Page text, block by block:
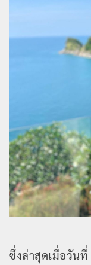
ซึ่งล่าสุดเมื่อวัน